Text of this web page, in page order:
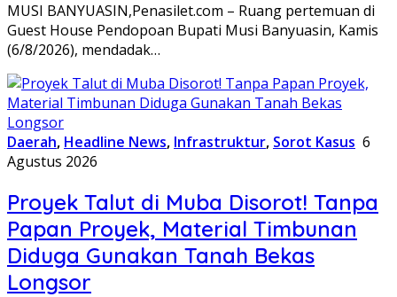
MUSI BANYUASIN,Penasilet.com – Ruang pertemuan di
Guest House Pendopoan Bupati Musi Banyuasin, Kamis
(6/8/2026), mendadak…
Daerah, Headline News, Infrastruktur, Sorot Kasus 6
Agustus 2026
Proyek Talut di Muba Disorot! Tanpa
Papan Proyek, Material Timbunan
Diduga Gunakan Tanah Bekas
Longsor